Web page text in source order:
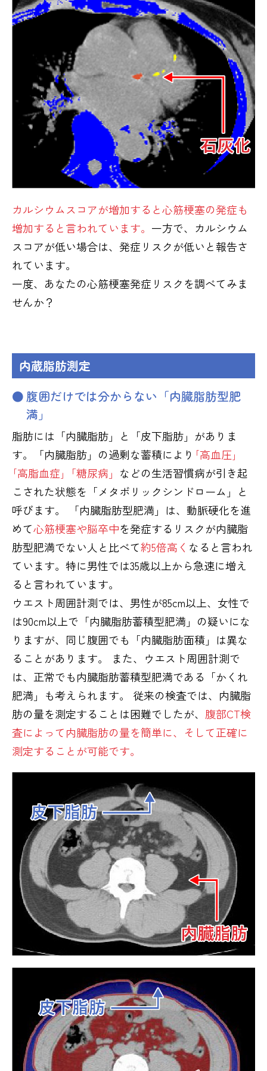
カルシウムスコアが増加すると心筋梗塞の発症も
増加すると言われています。 一方で、カルシウム
スコアが低い場合は、発症リスクが低いと報告さ
れています。
一度、あなたの心筋梗塞発症リスクを調べてみま
せんか？
内蔵脂肪測定
腹囲だけでは分からない「内臓脂肪型肥
満」
脂肪には「内臓脂肪」と「皮下脂肪」がありま
す。「内臓脂肪」の過剰な蓄積により ｢高血圧｣
｢高脂血症｣「糖尿病」 などの生活習慣病が引き起
こされた状態を「メタボリックシンドローム」と
呼びます。 「内臓脂肪型肥満」は、動脈硬化を進
めて心筋梗塞や脳卒中を発症するリスクが内臓脂
肪型肥満でない人と比べて約5倍高く なると言われ
ています。特に男性では35歳以上から急速に増え
ると言われています。
ウエスト周囲計測では、男性が85cm以上、女性で
は90cm以上で「内臓脂肪蓄積型肥満」の疑いにな
りますが、同じ腹囲でも「内臓脂肪面積」は異な
ることがあります。 また、ウエスト周囲計測で
は、正常でも内臓脂肪蓄積型肥満である「かくれ
肥満」も考えられます。 従来の検査では、内臓脂
肪の量を測定することは困難でしたが、 腹部CT検
査によって内臓脂肪の量を簡単に、そして正確に
測定することが可能です。